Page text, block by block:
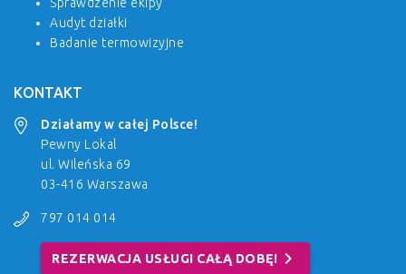
Sprawdzenie ekipy
Audyt działki
Badanie termowizyjne
KONTAKT
Działamy w całej Polsce!
Pewny Lokal
ul. Wileńska 69
03-416 Warszawa
797 014 014
REZERWACJA USŁUGI CAŁĄ DOBĘ! chevron_right